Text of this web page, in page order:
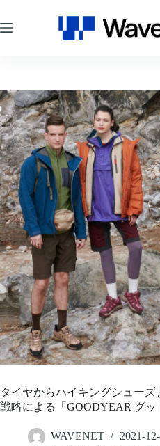
ン
テ
ス
キ
ッ
プ
タイヤからハイキングシュー
戦略による「GOODYEAR グッ
WAVENET
2021-